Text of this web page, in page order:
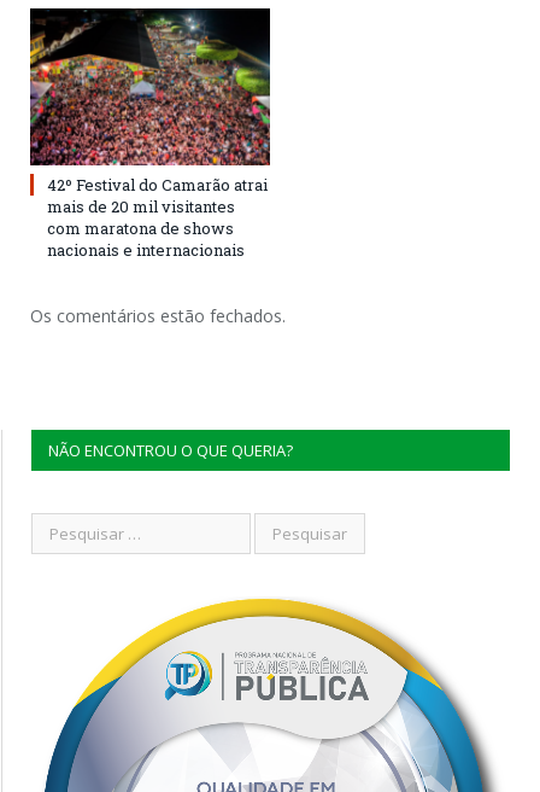
42º Festival do Camarão atrai
mais de 20 mil visitantes
com maratona de shows
nacionais e internacionais
Os comentários estão fechados.
NÃO ENCONTROU O QUE QUERIA?